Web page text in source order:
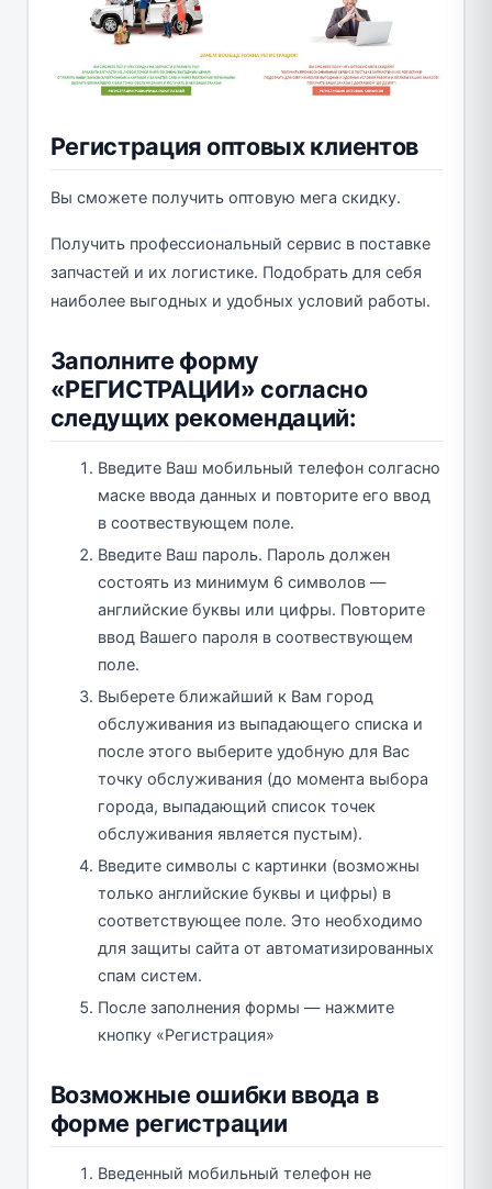
Регистрация оптовых клиентов
Вы сможете получить оптовую мега скидку.
Получить профессиональный сервис в поставке
запчастей и их логистике. Подобрать для себя
наиболее выгодных и удобных условий работы.
Заполните форму
«РЕГИСТРАЦИИ» согласно
следущих рекомендаций:
Введите Ваш мобильный телефон солгасно
маске ввода данных и повторите его ввод
в соотвествующем поле.
Введите Ваш пароль. Пароль должен
состоять из минимум 6 символов —
английские буквы или цифры. Повторите
ввод Вашего пароля в соотвествующем
поле.
Выберете ближайший к Вам город
обслуживания из выпадающего списка и
после этого выберите удобную для Вас
точку обслуживания (до момента выбора
города, выпадающий список точек
обслуживания является пустым).
Введите символы с картинки (возможны
только английские буквы и цифры) в
соответствующее поле. Это необходимо
для защиты сайта от автоматизированных
спам систем.
После заполнения формы — нажмите
кнопку «Регистрация»
Возможные ошибки ввода в
форме регистрации
Введенный мобильный телефон не